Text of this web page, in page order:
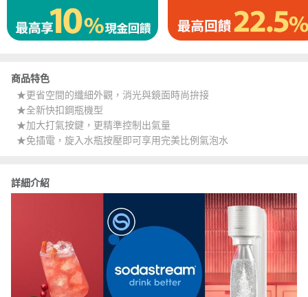
商品特色
★更省空間的纖細外觀，消光與鏡面時尚拚接
★全新快扣鋼瓶機型
★加大打氣按鍵，更精準控制出氣量
★免插電，旋入水瓶按壓即可享用完美比例氣泡水
詳細介紹